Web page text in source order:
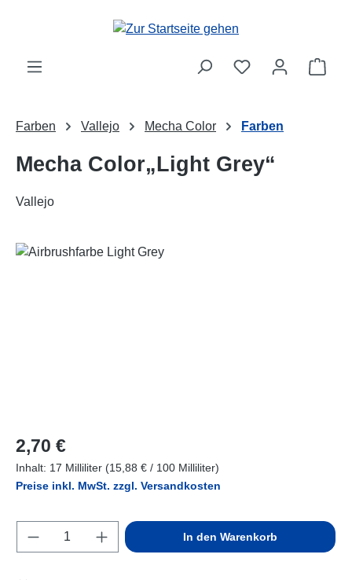
Zum Hauptinhalt springen
Farben Vallejo Mecha Color Farben
Mecha Color„Light Grey“
Vallejo
Bildergalerie überspringen
Regulärer Preis:
2,70 €
Inhalt: 17 Milliliter (15,88 € / 100 Milliliter)
Preise inkl. MwSt. zzgl. Versandkosten
Produkt Anzahl: Gib den gewünschten
In den Warenkorb